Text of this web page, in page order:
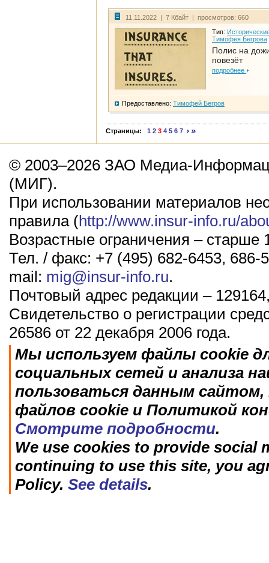
11.11.2022 | 7 Кбайт | просмотров: 660
Тип:
Тимофея Бегрова
Полис на
повезёт
подробнее
Предоставлено: Тимофей Бегров
Страницы: 1 2 3 4 5 6 7
© 2003–2026 ЗАО Медиа-
(МИГ).
При использовании материалов
правила (http://www.insur-info.ru/
Возрастные ограничения – старше
Тел. / факс: +7 (495) 682-6453, 686-
mail: mig@insur-info.ru.
Почтовый адрес редакции –
Свидетельство о регистрации
26586 от 22 декабря 2006 года.
Мы используем файлы cookie
социальных сетей и анализа
пользоваться данным
файлов cookie и Политикой
Смотрите подробности.
We use cookies to provide social
continuing to use this site, you
Policy. See details.